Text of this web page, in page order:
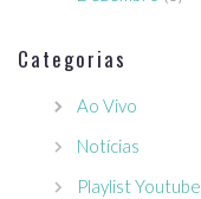
Categorias
Ao Vivo
Notícias
Playlist Youtube